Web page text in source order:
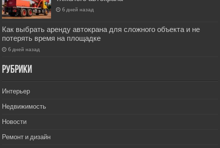
6 дней назад
Как выбрать аренду автокрана для сложного объекта и не
потерять время на площадке
6 дней назад
РУбрики
Интерьер
Недвижимость
Новости
Ремонт и дизайн